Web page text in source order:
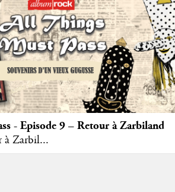
- Episode 9 – Retour à Zarbiland
à Zarbil...